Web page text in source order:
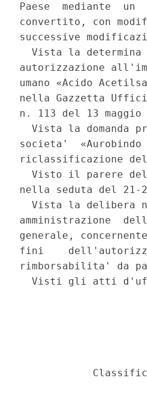
Paese  mediante
convertito, con
successive
Vista la determina
autorizzazione
umano «Acido
nella Gazzetta
n. 113 del 13 maggio
Vista la domanda
societa'
riclassificazione
Visto il parere
nella seduta del 21-
Vista la delibera
amministrazione
generale,
fini
rimborsabilita' da
Visti gli atti